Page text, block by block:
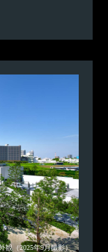
観 （2025年9月撮影）